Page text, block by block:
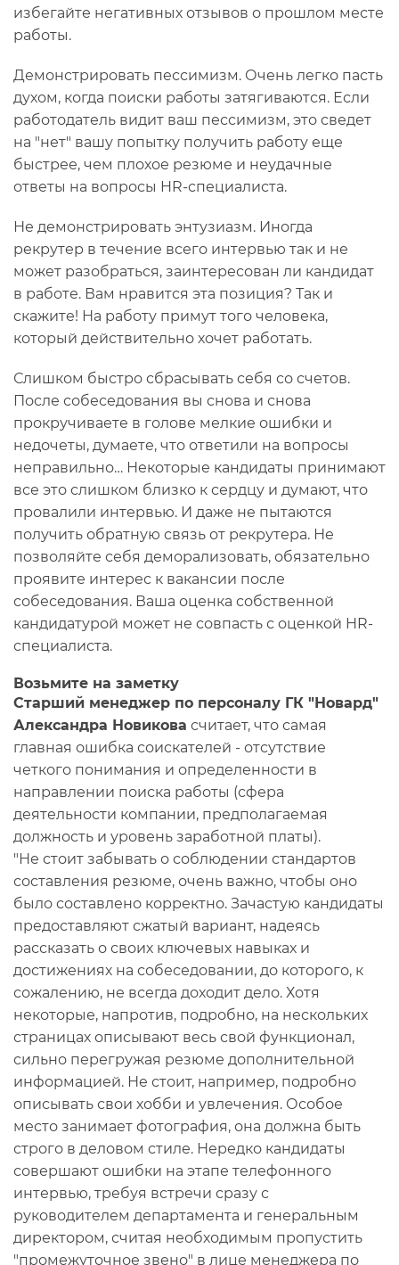
избегайте негативных отзывов о прошлом месте
работы.
Демонстрировать пессимизм. Очень легко пасть
духом, когда поиски работы затягиваются. Если
работодатель видит ваш пессимизм, это сведет
на "нет" вашу попытку получить работу еще
быстрее, чем плохое резюме и неудачные
ответы на вопросы HR-специалиста.
Не демонстрировать энтузиазм. Иногда
рекрутер в течение всего интервью так и не
может разобраться, заинтересован ли кандидат
в работе. Вам нравится эта позиция? Так и
скажите! На работу примут того человека,
который действительно хочет работать.
Слишком быстро сбрасывать себя со счетов.
После собеседования вы снова и снова
прокручиваете в голове мелкие ошибки и
недочеты, думаете, что ответили на вопросы
неправильно… Некоторые кандидаты принимают
все это слишком близко к сердцу и думают, что
провалили интервью. И даже не пытаются
получить обратную связь от рекрутера. Не
позволяйте себя деморализовать, обязательно
проявите интерес к вакансии после
собеседования. Ваша оценка собственной
кандидатурой может не совпасть с оценкой HR-
специалиста.
Возьмите на заметку
Старший менеджер по персоналу ГК "Новард"
Александра Новикова считает, что самая
главная ошибка соискателей - отсутствие
четкого понимания и определенности в
направлении поиска работы (сфера
деятельности компании, предполагаемая
должность и уровень заработной платы).
"Не стоит забывать о соблюдении стандартов
составления резюме, очень важно, чтобы оно
было составлено корректно. Зачастую кандидаты
предоставляют сжатый вариант, надеясь
рассказать о своих ключевых навыках и
достижениях на собеседовании, до которого, к
сожалению, не всегда доходит дело. Хотя
некоторые, напротив, подробно, на нескольких
страницах описывают весь свой функционал,
сильно перегружая резюме дополнительной
информацией. Не стоит, например, подробно
описывать свои хобби и увлечения. Особое
место занимает фотография, она должна быть
строго в деловом стиле. Нередко кандидаты
совершают ошибки на этапе телефонного
интервью, требуя встречи сразу с
руководителем департамента и генеральным
директором, считая необходимым пропустить
"промежуточное звено" в лице менеджера по